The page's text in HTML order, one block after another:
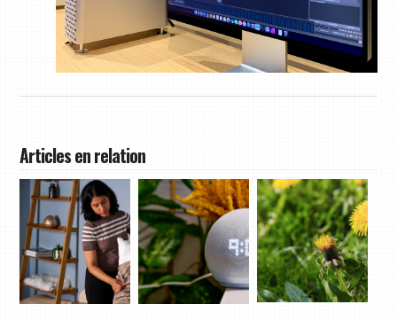
Articles en relation